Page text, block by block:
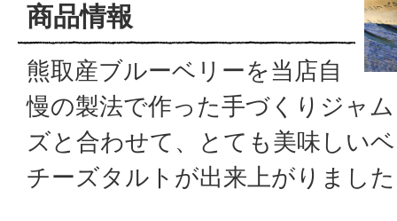
商品情報
熊取産ブルーベリーを当店自
慢の製法で作った手づくりジャ
ズと合わせて、とても美味しい
チーズタルトが出来上がりまし